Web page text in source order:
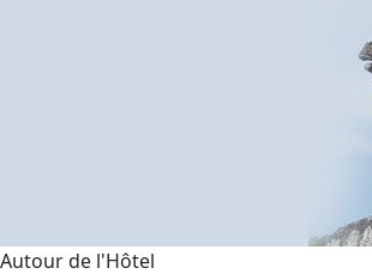
Autour de l'Hôtel